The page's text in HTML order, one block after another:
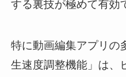
する裏技が極めて有効
特に動画編集アプリの
生速度調整機能」は、